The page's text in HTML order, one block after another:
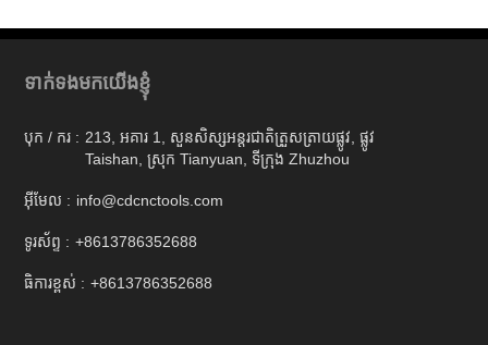
ទាក់ទងមកយើងខ្ញុំ
បុក / ករ : 213, អគារ 1, សួនសិស្សអន្តរជាតិត្រួសត្រាយផ្លូវ, ផ្លូវ
Taishan, ស្រុក Tianyuan, ទីក្រុង Zhuzhou
អ៊ីមែល : info@cdcnctools.com
ទូរស័ព្ទ : +8613786352688
ធិការខ្ពស់ : +8613786352688